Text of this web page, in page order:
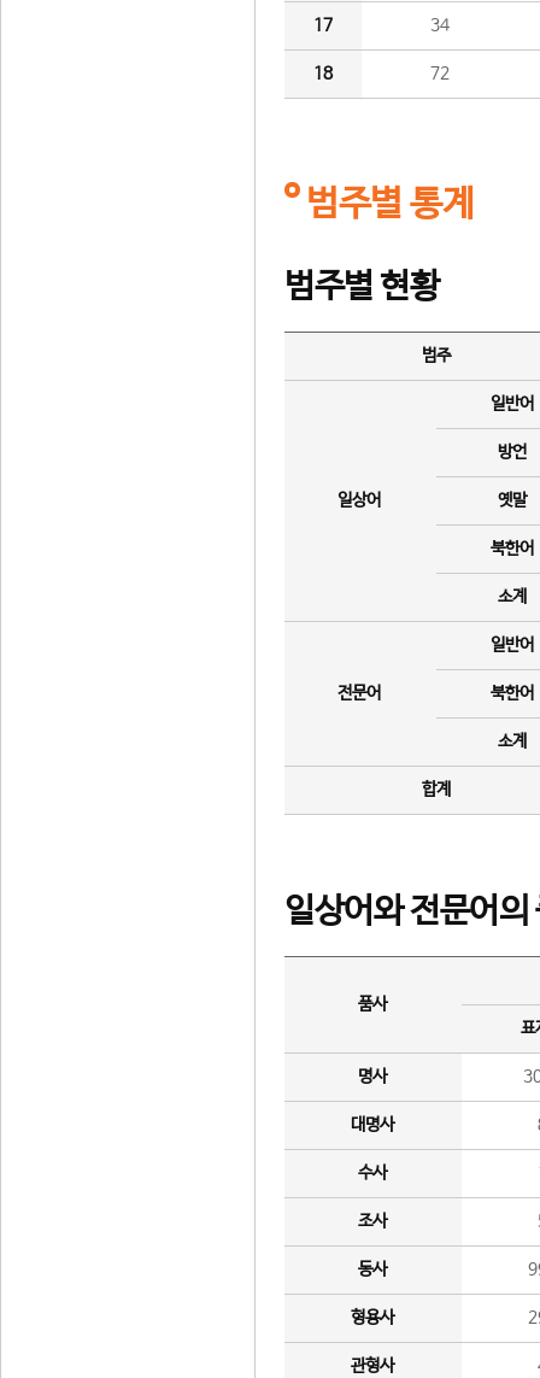
17 34
18 72
범주별 통계
범주별 현황
범주
일상어
일반어
방언
옛말
북한어
소계
전문어
일반어
북한어
소계
합계
일상어와 전문어의
품사
표
명사
대명사
수사
조사
동사
형용사
관형사